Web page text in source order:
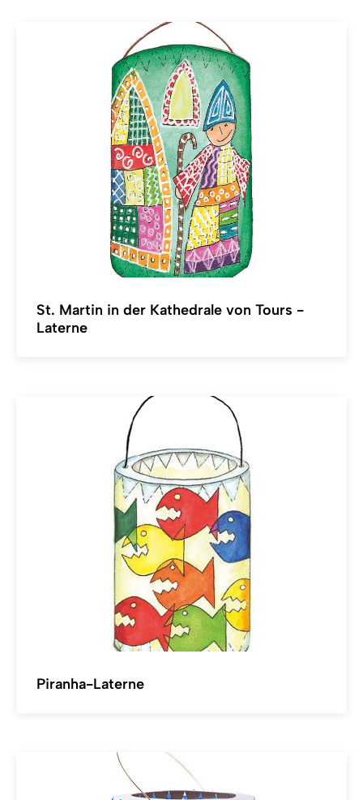
St. Martin in der Kathedrale von Tours -
Laterne
Piranha-Laterne